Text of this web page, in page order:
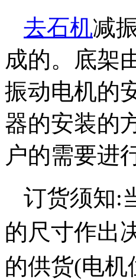
去石机减
成的。底架
振动电机的
器的安装的
户的需要进
订货须知:
的尺寸作出
的供货(电